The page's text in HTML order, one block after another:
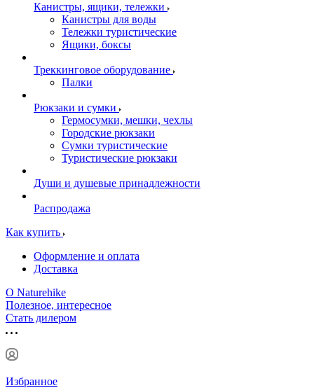
Канистры, ящики, тележки
Канистры для воды
Тележки туристические
Ящики, боксы
Треккинговое оборудование
Палки
Рюкзаки и сумки
Гермосумки, мешки, чехлы
Городские рюкзаки
Сумки туристические
Туристические рюкзаки
Души и душевые принадлежности
Распродажа
Как купить
Оформление и оплата
Доставка
О Naturehike
Полезное, интересное
Стать дилером
Избранное